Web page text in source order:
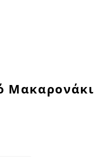
Μακαρονάκι